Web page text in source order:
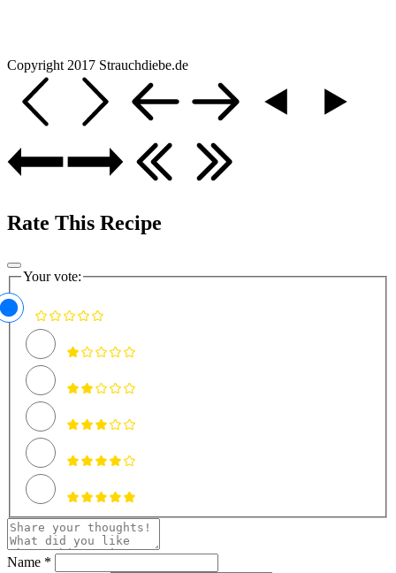
Copyright 2017 Strauchdiebe.de
Rate This Recipe
Your vote:
Name *